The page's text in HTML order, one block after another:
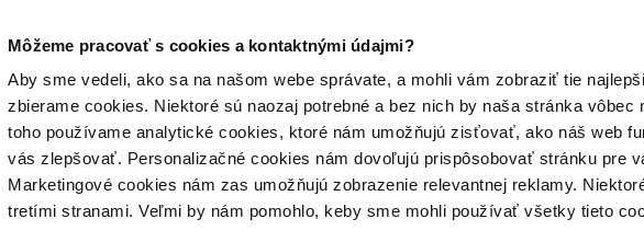
Môžeme pracovať s cookies a kontaktnými údajmi?
Aby sme vedeli, ako sa na našom webe správate, a mohli vám zobraziť tie
zbierame cookies. Niektoré sú naozaj potrebné a bez nich by naša stránka vôbec
toho používame analytické cookies, ktoré nám umožňujú zisťovať, ako náš web
vás zlepšovať. Personalizačné cookies nám dovoľujú prispôsobovať stránku pre
Marketingové cookies nám zas umožňujú zobrazenie relevantnej reklamy.
tretími stranami. Veľmi by nám pomohlo, keby sme mohli používať všetky tieto
Kontakt